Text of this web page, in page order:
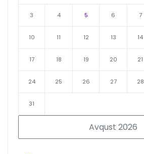
Avqust 2026
3 4 5 6 7
10 11 12 13 14
17 18 19 20 21
24 25 26 27 28
31